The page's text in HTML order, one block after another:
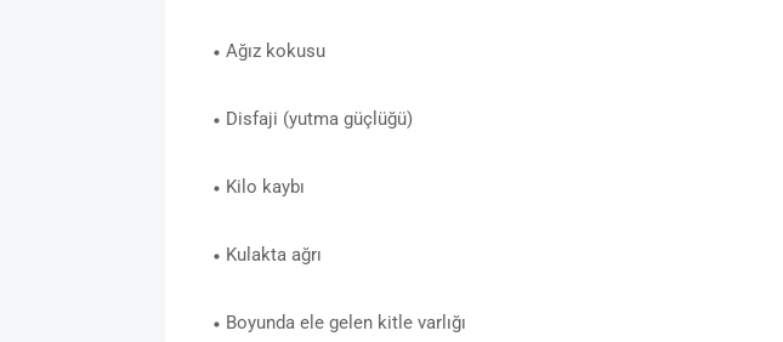
Ağız kokusu
Disfaji (yutma güçlüğü)
Kilo kaybı
Kulakta ağrı
Boyunda ele gelen kitle varlığı